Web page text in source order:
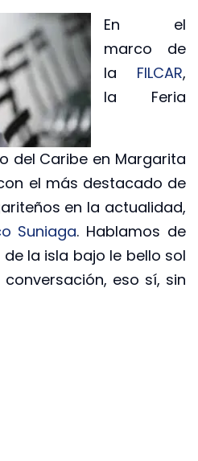
En el
marco de
la FILCAR,
la Feria
del Caribe en Margarita
el más destacado de
en la actualidad,
Suniaga. Hablamos de
la isla bajo le bello sol
eso sí, sin